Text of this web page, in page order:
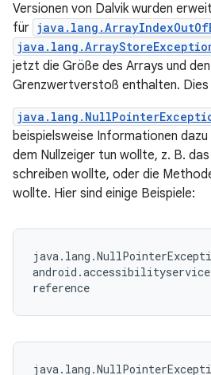
Versionen von Dalvik wurden
für
jetzt die Größe des Arrays und
Grenzwertverstoß enthalten. Dies
beispielsweise Informationen
dem Nullzeiger tun wollte, z. B.
schreiben wollte, oder die
wollte. Hier sind einige Beispiele:
reference